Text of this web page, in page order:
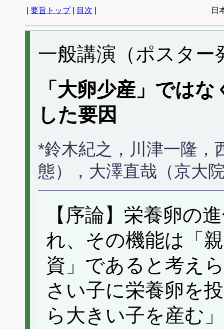
要旨トップ| 目次 日
一般講演（ポスター
「大卵少産」では
した要因
*鈴木紀之，川津一隆，
態），大澤直哉（京大
【序論】栄養卵の
れ、その機能は「
資」であると考え
さい子に栄養卵を
ら大きい子を産む